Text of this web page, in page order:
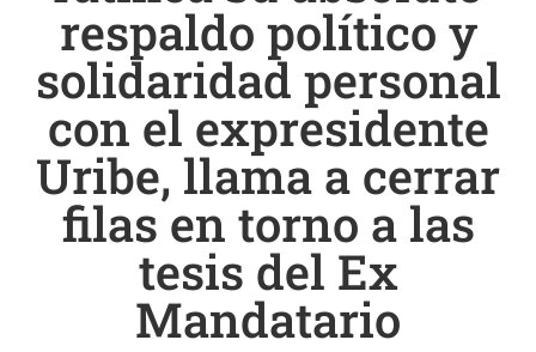
respaldo político y
solidaridad personal
con el expresidente
Uribe, llama a cerrar
filas en torno a las
tesis del Ex
Mandatario